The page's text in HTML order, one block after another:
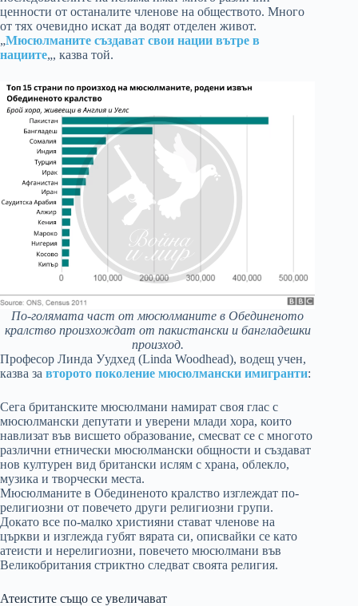
ценности от останалите членове на обществото. Много
от тях очевидно искат да водят отделен живот.
„Мюсюлманите създават свои нации вътре в
нациите„, казва той.
По-голямата част от мюсюлманите в Обединеното
кралство произхождат от пакистански и бангладешки
произход.
Професор Линда Уудхед (Linda Woodhead), водещ учен,
казва за второто поколение мюсюлмански имигранти:
Сега британските мюсюлмани намират своя глас с
мюсюлмански депутати и уверени млади хора, които
навлизат във висшето образование, смесват се с многото
различни етнически мюсюлмански общности и създават
нов културен вид британски ислям с храна, облекло,
музика и творчески места.
Мюсюлманите в Обединеното кралство изглеждат по-
религиозни от повечето други религиозни групи.
Докато все по-малко християни стават членове на
църкви и изглежда губят вярата си, описвайки се като
атеисти и нерелигиозни, повечето мюсюлмани във
Великобритания стриктно следват своята религия.
Атеистите също се увеличават